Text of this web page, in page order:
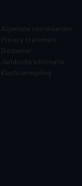
Algemene voorwaarden
Privacy statement
Disclaimer
Juridische informatie
Klachtenregeling